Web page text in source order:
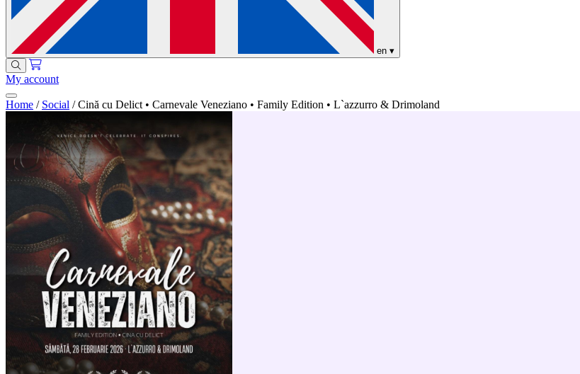
en ▾
My account
Home / Social / Cină cu Delict • Carnevale Veneziano • Family Edition • L`azzurro & Drimoland